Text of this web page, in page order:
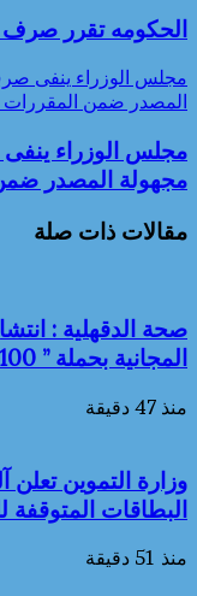
الحكومه تقرر صرف معاشات
مجلس الوزراء ينفى
المصدر ضمن المقررات
مجلس الوزراء
مجهولة المصدر ضمن
مقالات ذات صلة
صحة الدقهلية :
المجانية بحملة ” 100 يوم صحة “
منذ 47 دقيقة
وزارة التموين تعلن
البطاقات المتوقفة
منذ 51 دقيقة